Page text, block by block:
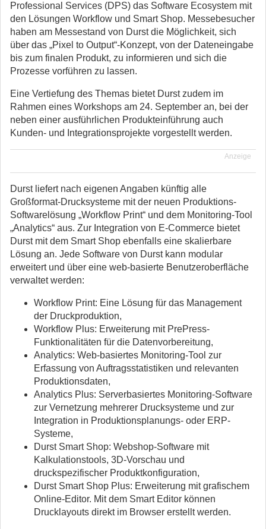
Professional Services (DPS) das Software Ecosystem mit
den Lösungen Workflow und Smart Shop. Messebesucher
haben am Messestand von Durst die Möglichkeit, sich
über das „Pixel to Output“-Konzept, von der Dateneingabe
bis zum finalen Produkt, zu informieren und sich die
Prozesse vorführen zu lassen.
Eine Vertiefung des Themas bietet Durst zudem im
Rahmen eines Workshops am 24. September an, bei der
neben einer ausführlichen Produkteinführung auch
Kunden- und Integrationsprojekte vorgestellt werden.
Anzeige
Durst liefert nach eigenen Angaben künftig alle
Großformat-Drucksysteme mit der neuen Produktions-
Softwarelösung „Workflow Print“ und dem Monitoring-Tool
„Analytics“ aus. Zur Integration von E-Commerce bietet
Durst mit dem Smart Shop ebenfalls eine skalierbare
Lösung an. Jede Software von Durst kann modular
erweitert und über eine web-basierte Benutzeroberfläche
verwaltet werden:
Workflow Print: Eine Lösung für das Management
der Druckproduktion,
Workflow Plus: Erweiterung mit PrePress-
Funktionalitäten für die Datenvorbereitung,
Analytics: Web-basiertes Monitoring-Tool zur
Erfassung von Auftragsstatistiken und relevanten
Produktionsdaten,
Analytics Plus: Serverbasiertes Monitoring-Software
zur Vernetzung mehrerer Drucksysteme und zur
Integration in Produktionsplanungs- oder ERP-
Systeme,
Durst Smart Shop: Webshop-Software mit
Kalkulationstools, 3D-Vorschau und
druckspezifischer Produktkonfiguration,
Durst Smart Shop Plus: Erweiterung mit grafischem
Online-Editor. Mit dem Smart Editor können
Drucklayouts direkt im Browser erstellt werden.